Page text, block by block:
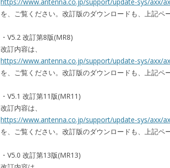
https://www.antenna.co.jp/support/update-sys/axx/
を、ご覧ください。改訂版のダウンロードも、上記ペ
・V5.2 改訂第8版(MR8)
改訂内容は、
https://www.antenna.co.jp/support/update-sys/axx/
を、ご覧ください。改訂版のダウンロードも、上記ペ
・V5.1 改訂第11版(MR11)
改訂内容は、
https://www.antenna.co.jp/support/update-sys/axx/
を、ご覧ください。改訂版のダウンロードも、上記ペ
・V5.0 改訂第13版(MR13)